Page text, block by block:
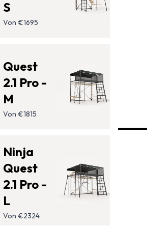
S
Von €1695
Quest
2.1 Pro -
M
Von €1815
Ninja
Quest
2.1 Pro -
L
Von €2324
Mechanismen ein.
aktualisiert werden.
heute an: